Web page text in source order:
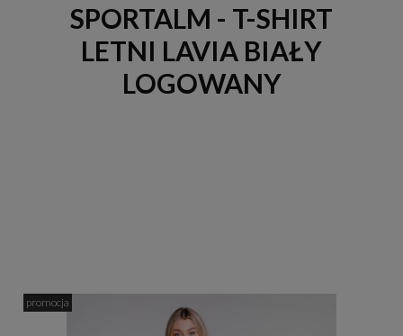
SPORTALM - T-SHIRT
LETNI LAVIA BIAŁY
LOGOWANY
promocja